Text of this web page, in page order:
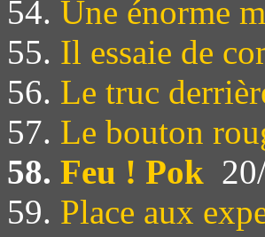
54. Une énorme
55. Il essaie de
56. Le truc
57. Le bouton
58. Feu ! Pok
59. Place aux